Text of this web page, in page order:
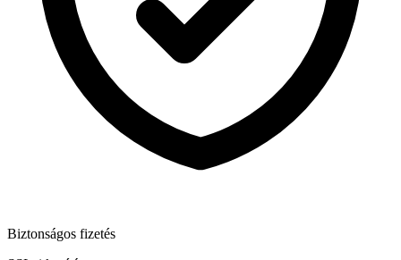
Biztonságos fizetés